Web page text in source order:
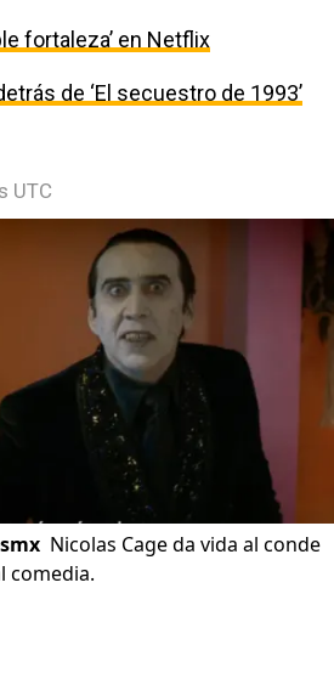
fortaleza’ en Netflix
de ‘El secuestro de 1993’
UTC
Nicolas Cage da vida al conde
comedia.